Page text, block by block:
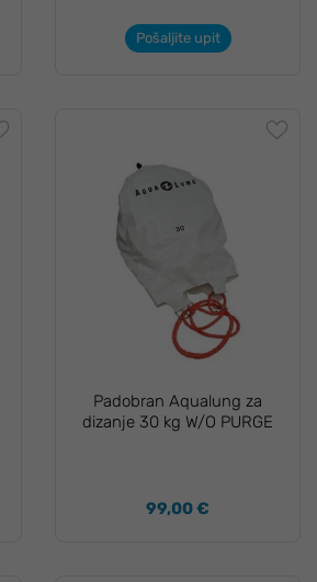
Pošaljite upit
Padobran Aqualung za
dizanje 30 kg W/O PURGE
99,00 €